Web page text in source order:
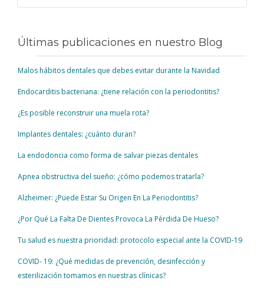
Últimas publicaciones en nuestro Blog
Malos hábitos dentales que debes evitar durante la Navidad
Endocarditis bacteriana: ¿tiene relación con la periodontitis?
¿Es posible reconstruir una muela rota?
Implantes dentales: ¿cuánto duran?
La endodoncia como forma de salvar piezas dentales
Apnea obstructiva del sueño: ¿cómo podemos tratarla?
Alzheimer: ¿Puede Estar Su Origen En La Periodontitis?
¿Por Qué La Falta De Dientes Provoca La Pérdida De Hueso?
Tu salud es nuestra prioridad: protocolo especial ante la COVID-19
COVID- 19: ¿Qué medidas de prevención, desinfección y
esterilización tomamos en nuestras clínicas?